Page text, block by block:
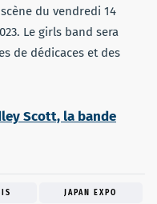
du vendredi 14
Le girls band sera
de dédicaces et des
Scott, la bande
JAPAN EXPO